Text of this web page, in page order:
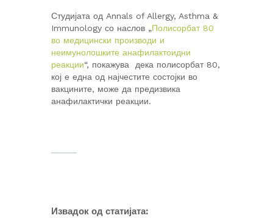
Студијата од Annals of Allergy, Asthma &
Immunology со наслов „Полисорбат 80
во медицински производи и
неимунолошките анафилактоидни
реакции“, покажува дека полисорбат 80,
кој е една од најчестите состојки во
вакцините, може да предизвика
анафилактички реакции.
Извадок од статијата: